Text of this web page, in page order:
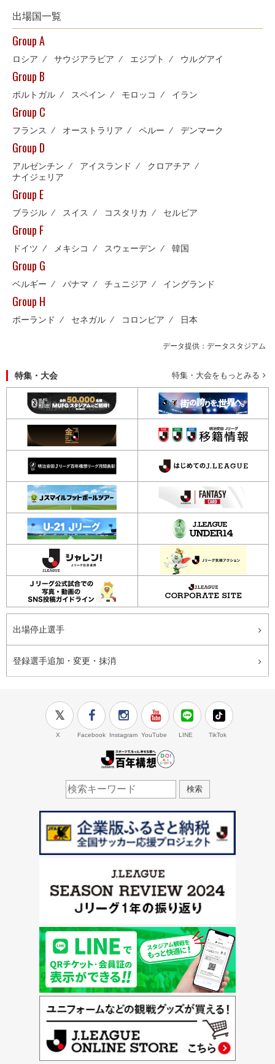
出場国一覧
Group A
ロシア ⁄ サウジアラビア ⁄ エジプト ⁄ ウルグアイ
Group B
ポルトガル ⁄ スペイン ⁄ モロッコ ⁄ イラン
Group C
フランス ⁄ オーストラリア ⁄ ペルー ⁄ デンマーク
Group D
アルゼンチン ⁄ アイスランド ⁄ クロアチア
⁄
ナイジェリア
Group E
ブラジル ⁄ スイス ⁄ コスタリカ ⁄ セルビア
Group F
ドイツ ⁄ メキシコ ⁄ スウェーデン ⁄ 韓国
Group G
ベルギー ⁄ パナマ ⁄ チュニジア ⁄ イングランド
Group H
ポーランド ⁄ セネガル ⁄ コロンビア ⁄ 日本
データ提供：データスタジアム
特集・大会 特集・大会をもっとみる
出場停止選手
登録選手追加・変更・抹消
X Facebook Instagram YouTube LINE TikTok
検索